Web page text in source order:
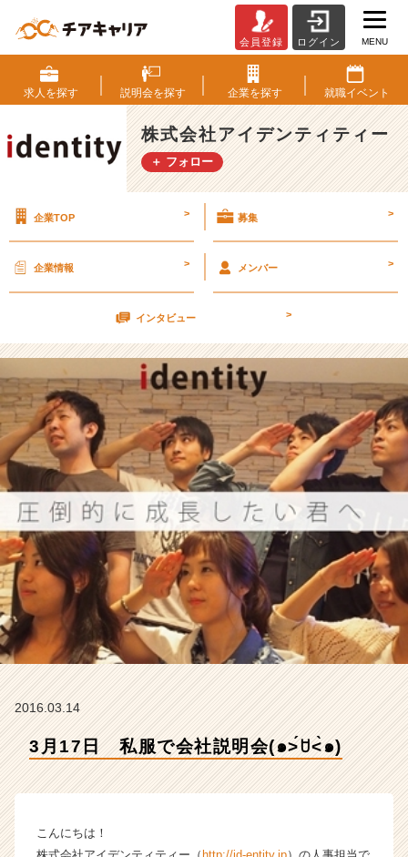
月
1
7
日
私
服
説
(๑
˃́
˂̀
๑)
【株
式
会
社
ア
イ
デ
ン
テ
ィ
ィ
ー
タ
イ
ン】
ベ
ャ
会員登録 ログイン MENU
求人を探す 説明会を探す 企業を探す 就職イベント
株式会社アイデンティティー
＋ フォロー
企業TOP > 募集 >
企業情報 > メンバー >
インタビュー >
2016.03.14
3月17日 私服で会社説明会(๑˃́ꇴ˂̀๑)
こんにちは！